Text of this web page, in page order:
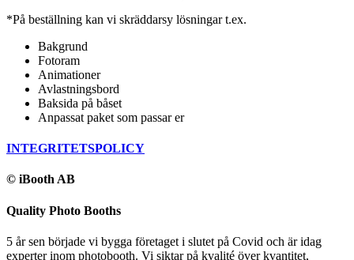
*På beställning kan vi skräddarsy lösningar t.ex.
Bakgrund
Fotoram
Animationer
Avlastningsbord
Baksida på båset
Anpassat paket som passar er
INTEGRITETSPOLICY
© iBooth AB
Quality Photo Booths
5 år sen började vi bygga företaget i slutet på Covid och är idag
experter inom photobooth. Vi siktar på kvalité över kvantitet,